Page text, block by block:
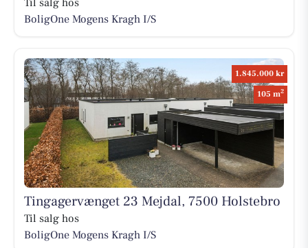
BoligOne Mogens Kragh I/S
1.845.000 kr
105 m2
Tingagervænget 23 Mejdal, 7500 Holstebro
Til salg hos
BoligOne Mogens Kragh I/S